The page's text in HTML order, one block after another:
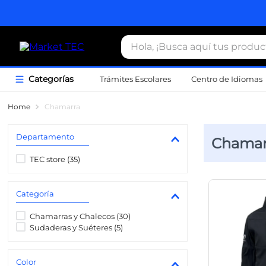
Hola, ¡Busca aquí tus
Trámites Escolares Centro de Idiomas
Chamarra
Departamento
TEC store (35)
Categoría
Chamarras y Chalecos (30)
Sudaderas y Suéteres (5)
Color
2.
seguros
3.
4.
chamarra
certificado